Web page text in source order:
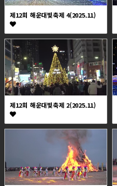
제12회 해운대빛축제 4(2025.11)
제12회 해운대빛축제 2(2025.11)